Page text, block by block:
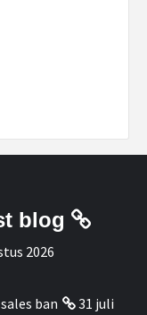
blog
2026
ban
31 juli